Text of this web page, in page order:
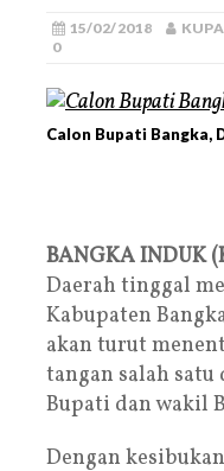
15/02/2018
0
Calon Bupati Bangka,
BANGKA INDUK
Daerah tinggal
Kabupaten
akan turut
tangan salah
Bupati dan wakil
Dengan